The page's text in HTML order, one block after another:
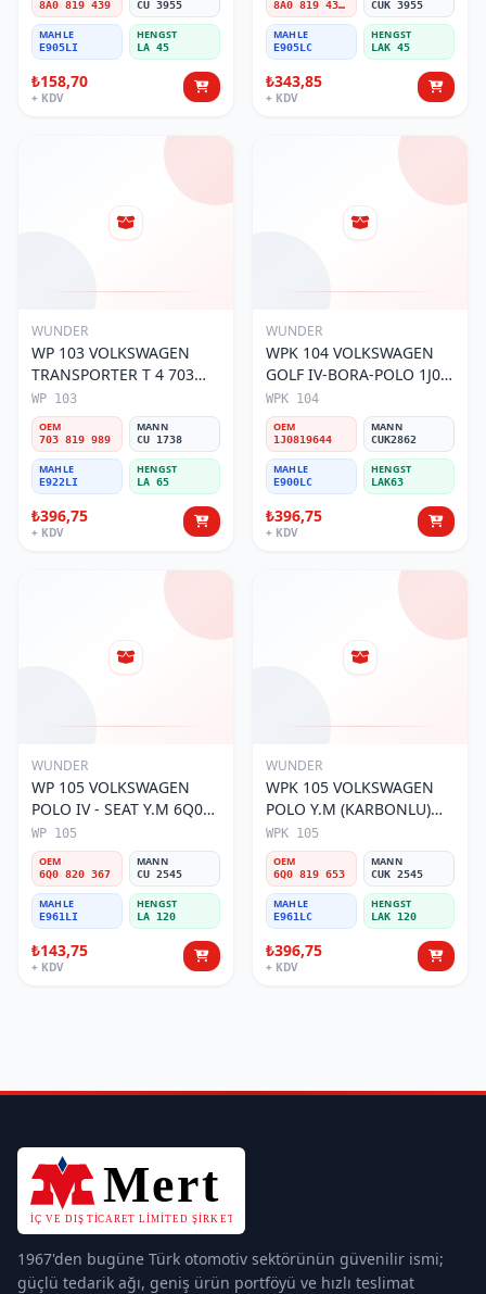
8A0 819 439 CU 3955
MAHLE
E905LI
HENGST
LA 45
₺158,70
+ KDV
8A0 819 439B CUK 3955
MAHLE
E905LC
HENGST
LAK 45
₺343,85
+ KDV
WUNDER
WP 103 VOLKSWAGEN
TRANSPORTER T 4 703
819 989 Polen Filtresi
WP 103
OEM
703 819 989
MANN
CU 1738
MAHLE
E922LI
HENGST
LA 65
₺396,75
+ KDV
WUNDER
WPK 104 VOLKSWAGEN
GOLF IV-BORA-POLO 1J0
819 644 Polen Filtresi
WPK 104
OEM
1J0819644
MANN
CUK2862
MAHLE
E900LC
HENGST
LAK63
₺396,75
+ KDV
WUNDER
WP 105 VOLKSWAGEN
POLO IV - SEAT Y.M 6Q0
820 367 Polen Filtresi
WP 105
OEM
6Q0 820 367
MANN
CU 2545
MAHLE
E961LI
HENGST
LA 120
₺143,75
+ KDV
WUNDER
WPK 105 VOLKSWAGEN
POLO Y.M (KARBONLU)
6Q0 819 653 Polen Filtresi
WPK 105
OEM
6Q0 819 653
MANN
CUK 2545
MAHLE
E961LC
HENGST
LAK 120
₺396,75
+ KDV
1967'den bugüne Türk otomotiv sektörünün güvenilir ismi;
güçlü tedarik ağı, geniş ürün portföyü ve hızlı teslimat